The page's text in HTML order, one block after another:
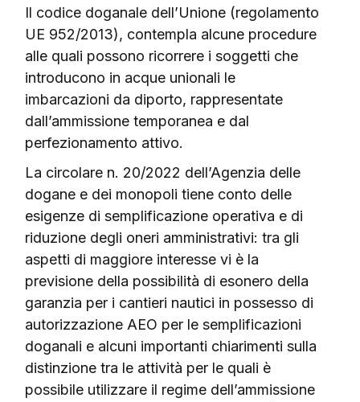
Il codice doganale dell’Unione (regolamento
UE 952/2013), contempla alcune procedure
alle quali possono ricorrere i soggetti che
introducono in acque unionali le
imbarcazioni da diporto, rappresentate
dall’ammissione temporanea e dal
perfezionamento attivo.
La circolare n. 20/2022 dell’Agenzia delle
dogane e dei monopoli tiene conto delle
esigenze di semplificazione operativa e di
riduzione degli oneri amministrativi: tra gli
aspetti di maggiore interesse vi è la
previsione della possibilità di esonero della
garanzia per i cantieri nautici in possesso di
autorizzazione AEO per le semplificazioni
doganali e alcuni importanti chiarimenti sulla
distinzione tra le attività per le quali è
possibile utilizzare il regime dell’ammissione